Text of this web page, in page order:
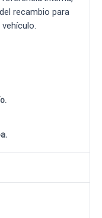
recambio para